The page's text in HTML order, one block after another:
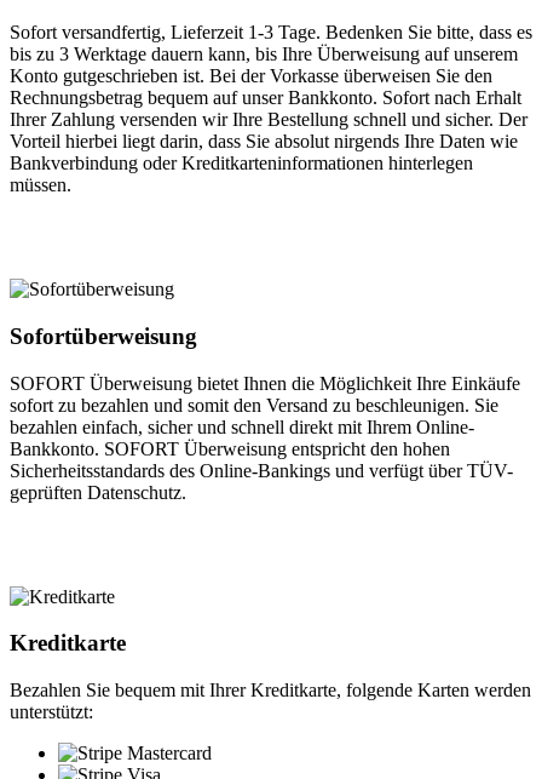
Sofort versandfertig, Lieferzeit 1-3 Tage. Bedenken Sie bitte, dass es
bis zu 3 Werktage dauern kann, bis Ihre Überweisung auf unserem
Konto gutgeschrieben ist. Bei der Vorkasse überweisen Sie den
Rechnungsbetrag bequem auf unser Bankkonto. Sofort nach Erhalt
Ihrer Zahlung versenden wir Ihre Bestellung schnell und sicher. Der
Vorteil hierbei liegt darin, dass Sie absolut nirgends Ihre Daten wie
Bankverbindung oder Kreditkarteninformationen hinterlegen
müssen.
Sofortüberweisung
SOFORT Überweisung bietet Ihnen die Möglichkeit Ihre Einkäufe
sofort zu bezahlen und somit den Versand zu beschleunigen. Sie
bezahlen einfach, sicher und schnell direkt mit Ihrem Online-
Bankkonto. SOFORT Überweisung entspricht den hohen
Sicherheitsstandards des Online-Bankings und verfügt über TÜV-
geprüften Datenschutz.
Kreditkarte
Bezahlen Sie bequem mit Ihrer Kreditkarte, folgende Karten werden
unterstützt: